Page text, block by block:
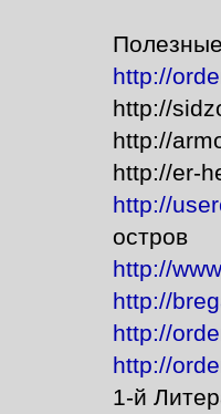
http://
http://
http://
http://er-
http://
остров
http://
http://
http://
http://
1-й